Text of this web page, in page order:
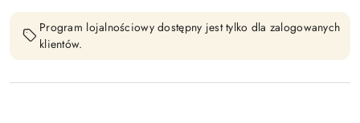
Program lojalnościowy dostępny jest tylko dla zalogowanych
klientów.